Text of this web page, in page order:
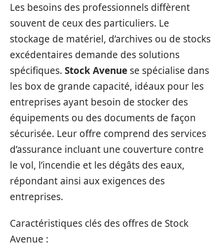
Les besoins des professionnels diffèrent
souvent de ceux des particuliers. Le
stockage de matériel, d’archives ou de stocks
excédentaires demande des solutions
spécifiques. Stock Avenue se spécialise dans
les box de grande capacité, idéaux pour les
entreprises ayant besoin de stocker des
équipements ou des documents de façon
sécurisée. Leur offre comprend des services
d’assurance incluant une couverture contre
le vol, l’incendie et les dégâts des eaux,
répondant ainsi aux exigences des
entreprises.
Caractéristiques clés des offres de Stock
Avenue :